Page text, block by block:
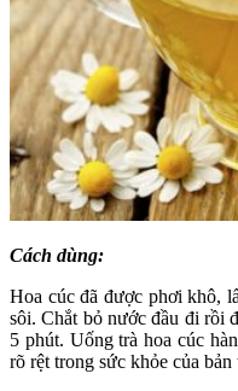
Cách dùng:
Hoa cúc đã được phơi khô,
sôi. Chắt bỏ nước đầu đi rồi
5 phút. Uống trà hoa cúc
rõ rệt trong sức khỏe của bản